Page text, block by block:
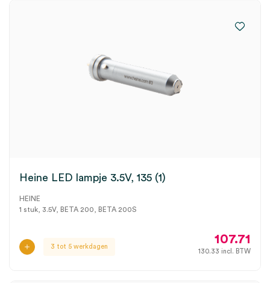
Heine LED lampje 3.5V, 135 (1)
HEINE
1 stuk, 3.5V, BETA 200, BETA 200S
3 tot 5 werkdagen
107.71
130.33 incl. BTW